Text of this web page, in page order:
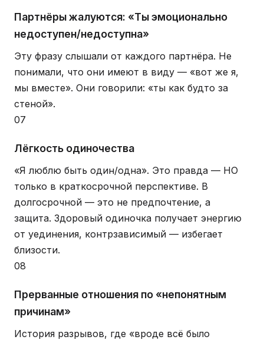
Партнёры жалуются: «Ты эмоционально
недоступен/недоступна»
Эту фразу слышали от каждого партнёра. Не
понимали, что они имеют в виду — «вот же я,
мы вместе». Они говорили: «ты как будто за
стеной».
07
Лёгкость одиночества
«Я люблю быть один/одна». Это правда — НО
только в краткосрочной перспективе. В
долгосрочной — это не предпочтение, а
защита. Здоровый одиночка получает энергию
от уединения, контрзависимый — избегает
близости.
08
Прерванные отношения по «непонятным
причинам»
История разрывов, где «вроде всё было